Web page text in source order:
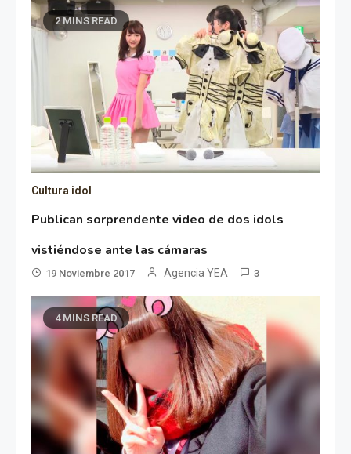
2 MINS READ
Cultura idol
Publican sorprendente video de dos idols
vistiéndose ante las cámaras
19 Noviembre 2017 Agencia YEA 3
4 MINS READ